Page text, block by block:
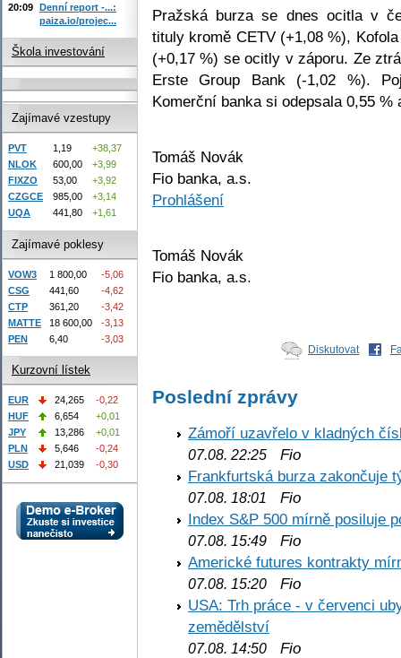
Pražská burza se dnes ocitla v
tituly kromě CETV (+1,08 %),
(+0,17 %) se ocitly v záporu. Ze
Erste Group Bank (-1,02 %).
Komerční banka si odepsala 0,55
Tomáš Novák
Fio banka, a.s.
Prohlášení
Tomáš Novák
Fio banka, a.s.
Diskutovat
Poslední zprávy
Zámoří uzavřelo v kladných
07.08. 22:25 Fio
Frankfurtská burza zakončuje
07.08. 18:01
Fio
Index S&P 500 mírně posiluje
07.08. 15:49 Fio
Americké futures kontrakty
07.08. 15:20 Fio
USA: Trh práce - v červenci
zemědělství
07.08. 14:50 Fio
20:09 Denní report -...:
paiza.io/projec...
Škola investování
Zajímavé vzestupy
PVT 1,19
+38,37
NLOK
600,00
+3,99
FIXZO
53,00
+3,92
CZGCE
985,00
+3,14
UQA
441,80 +1,61
Zajímavé poklesy
VOW3 1 800,00
-5,06
CSG
441,60
-4,62
CTP
361,20
-3,42
MATTE
18 600,00
-3,13
PEN
6,40 -3,03
Kurzovní lístek
EUR 24,265
-0,22
HUF
6,654
+0,01
JPY
13,286
+0,01
PLN
5,646
-0,24
USD
21,039 -0,30